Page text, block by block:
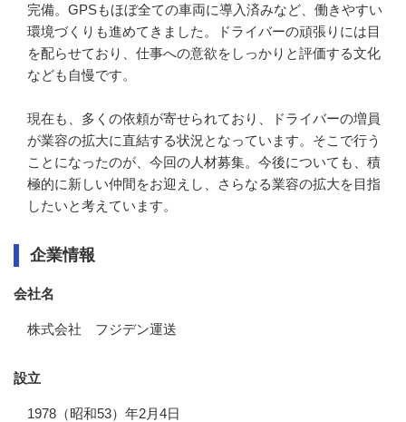
完備。GPSもほぼ全ての車両に導入済みなど、働きやすい
環境づくりも進めてきました。ドライバーの頑張りには目
を配らせており、仕事への意欲をしっかりと評価する文化
なども自慢です。
現在も、多くの依頼が寄せられており、ドライバーの増員
が業容の拡大に直結する状況となっています。そこで行う
ことになったのが、今回の人材募集。今後についても、積
極的に新しい仲間をお迎えし、さらなる業容の拡大を目指
したいと考えています。
企業情報
会社名
株式会社 フジデン運送
設立
1978（昭和53）年2月4日